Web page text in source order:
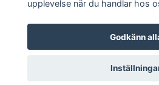
upplevelse när du handlar hos
Godkänn